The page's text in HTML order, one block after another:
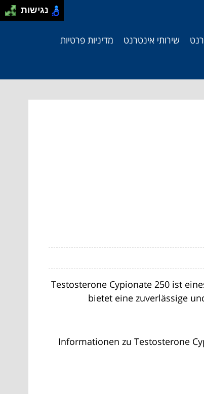
שירותי אינטרנט מדיניות פרטיות
Testosterone Cypionate 250 ist
bietet eine zuverlässige
Informationen zu Testosterone
נגישות